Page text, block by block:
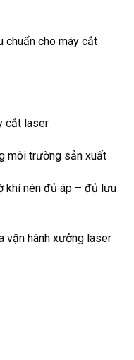
chuẩn cho máy cắt
cắt laser
môi trường sản xuất
khí nén đủ áp – đủ lưu
vận hành xưởng laser